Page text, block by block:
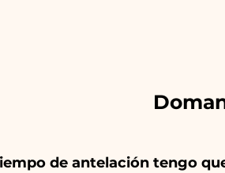
de antelación tengo